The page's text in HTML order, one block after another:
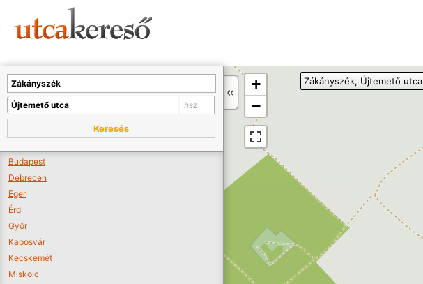
+
−
Zákányszék, Újtemető utca
Keresés
Budapest
Debrecen
Eger
Érd
Győr
Kaposvár
Kecskemét
Miskolc
A térképet kicsinyíteni kell, hogy látszódjanak a boltok.
Boltok látszódjanak >>